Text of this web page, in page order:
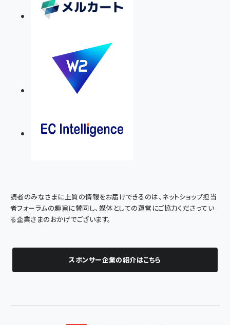
読者のみなさまに上質の情報をお届けできるのは、ネットショップ担当
者フォーラムの趣旨に賛同し、媒体としての運営にご協力くださってい
る企業さまのおかげでございます。
スポンサー企業の紹介はこちら